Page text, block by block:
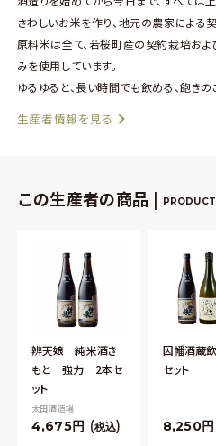
さわしいお米を作り、地元の農家による
原料米は全て、若桜町産の契約栽培およ
みを使用しています。
ゆるゆると、長い時間でも飲める、飽き
生産者情報を見る
この生産者の商品 | PRODUCT
辨天娘 純米酒き
もと 強力 2本セ
ット
太田酒造場
4,675 税込
因幡酒蔵
セット
8,250